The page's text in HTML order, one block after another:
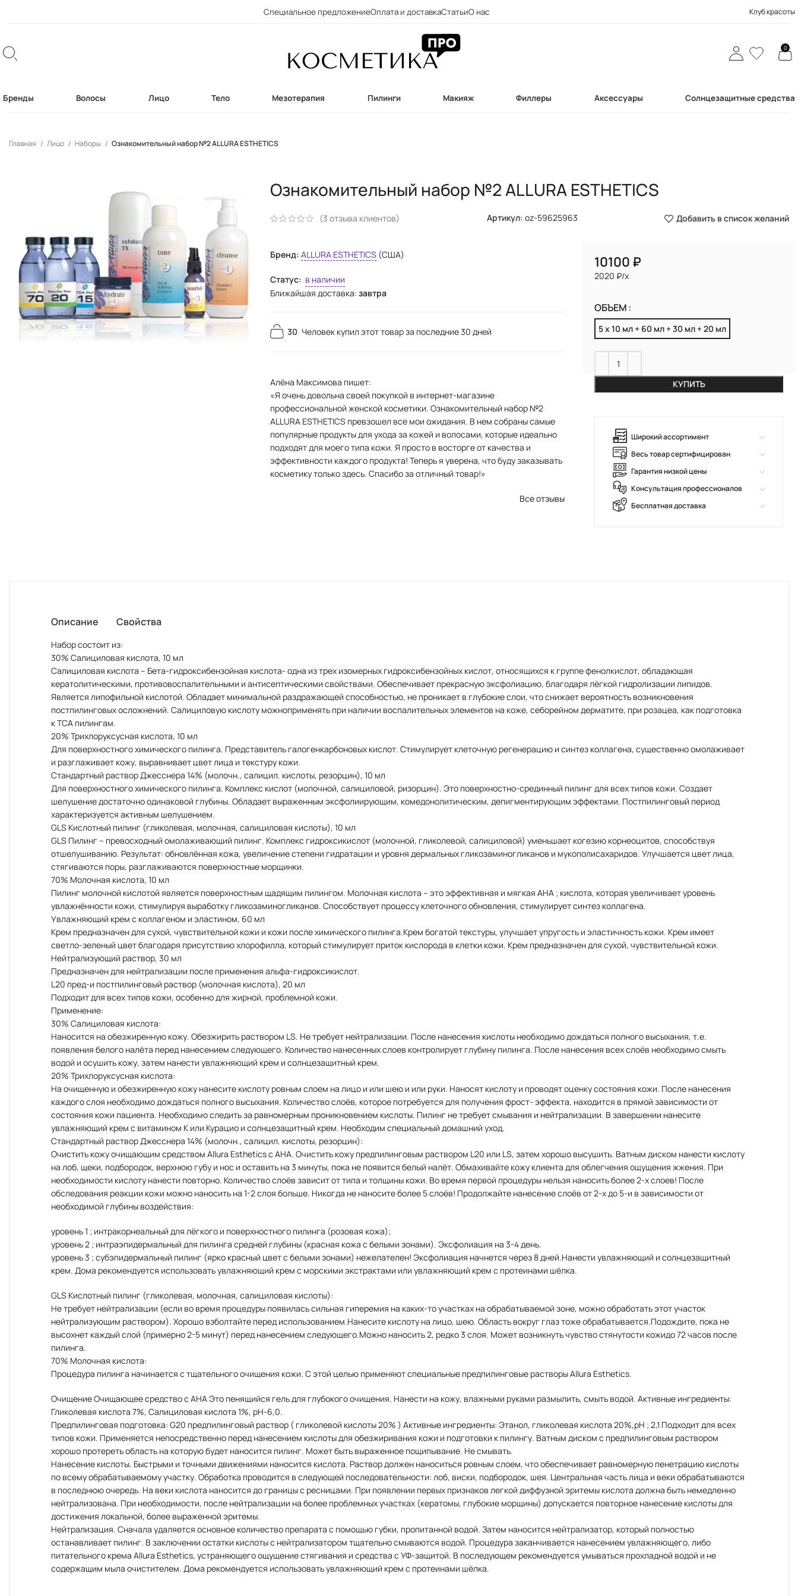
Специальное предложениеОплата и доставкаСтатьиО нас Клуб красоты
0
Бренды Волосы Лицо Тело Мезотерапия Пилинги Макияж Филлеры Аксессуары Солнцезащитные средства
Главная Лицо Наборы Ознакомительный набор №2 ALLURA ESTHETICS
Ознакомительный набор №2 ALLURA ESTHETICS
(3 отзыва клиентов) Артикул: oz-59625963 Добавить в список желаний
Бренд:ALLURA ESTHETICS (США)
Статус: в наличии
Ближайшая доставка:завтра
30 Человек купил этот товар за последние 30 дней
Алёна Максимова пишет:
«Я очень довольна своей покупкой в интернет-магазине
профессиональной женской косметики. Ознакомительный набор №2
ALLURA ESTHETICS превзошел все мои ожидания. В нем собраны самые
популярные продукты для ухода за кожей и волосами, которые идеально
подходят для моего типа кожи. Я просто в восторге от качества и
эффективности каждого продукта! Теперь я уверена, что буду заказывать
косметику только здесь. Спасибо за отличный товар!»
Все отзывы
₽
2020 ₽/х
ОБЪЕМ
5 х 10 мл + 60 мл + 30 мл + 20 мл
КУПИТЬ
Широкий ассортимент
Весь товар сертифицирован
Гарантия низкой цены
Консультация профессионалов
Бесплатная доставка
Описание Свойства
Набор состоит из:
30% Салициловая кислота, 10 мл
Салициловая кислота – Бета-гидроксибензойная кислота- одна из трех изомерных гидроксибензойных кислот, относящихся к группе фенолкислот, обладающая
кератолитическими, противовоспалительными и антисептическими свойствами. Обеспечивает прекрасную эксфолиацию, благодаря лёгкой гидролизации липидов.
Является липофильной кислотой. Обладает минимальной раздражающей способностью, не проникает в глубокие слои, что снижает вероятность возникновения
постпилинговых осложнений. Салициловую кислоту можноприменять при наличии воспалительных элементов на коже, себорейном дерматите, при розацеа, как подготовка
к ТСА пилингам.
20% Трихлоруксусная кислота, 10 мл
Для поверхностного химического пилинга. Представитель галогенкарбоновых кислот. Стимулирует клеточную регенерацию и синтез коллагена, существенно омолаживает
и разглаживает кожу, выравнивает цвет лица и текстуру кожи.
Стандартный раствор Джесснера 14% (молочн., салицил. кислоты, резорцин), 10 мл
Для поверхностного химического пилинга. Комплекс кислот (молочной, салициловой, ризорцин). Это поверхностно-срединный пилинг для всех типов кожи. Создает
шелушение достаточно одинаковой глубины. Обладает выраженным эксфолиирующим, комедонолитическим, депигментирующим эффектами. Постпилинговый период
характеризуется активным шелушением.
GLS Кислотный пилинг (гликолевая, молочная, салициловая кислоты), 10 мл
GLS Пилинг – превосходный омолаживающий пилинг. Комплекс гидроксикислот (молочной, гликолевой, салициловой) уменьшает когезию корнеоцитов, способствуя
отшелушиванию. Результат: обновлённая кожа, увеличение степени гидратации и уровня дермальных гликозаминогликанов и мукополисахаридов. Улучшается цвет лица,
стягиваются поры, разглаживаются поверхностные морщинки.
70% Молочная кислота, 10 мл
Пилинг молочной кислотой является поверхностным щадящим пилингом. Молочная кислота – это эффективная и мягкая AHA ; кислота, которая увеличивает уровень
увлажнённости кожи, стимулируя выработку гликозаминогликанов. Способствует процессу клеточного обновления, стимулирует синтез коллагена.
Увлажняющий крем с коллагеном и эластином, 60 мл
Крем предназначен для сухой, чувствительной кожи и кожи после химического пилинга.Крем богатой текстуры, улучшает упругость и эластичность кожи. Крем имеет
светло-зеленый цвет благодаря присутствию хлорофилла, который стимулирует приток кислорода в клетки кожи. Крем предназначен для сухой, чувствительной кожи.
Нейтрализующий раствор, 30 мл
Предназначен для нейтрализации после применения альфа-гидроксикислот.
L20 пред-и постпилинговый раствор (молочная кислота), 20 мл
Подходит для всех типов кожи, особенно для жирной, проблемной кожи.
Применение:
30% Салициловая кислота:
Наносится на обезжиренную кожу. Обезжирить раствором LS. Не требует нейтрализации. После нанесения кислоты необходимо дождаться полного высыхания, т.е.
появления белого налёта перед нанесением следующего. Количество нанесенных слоев контролирует глубину пилинга. После нанесения всех слоёв необходимо смыть
водой и осушить кожу, затем нанести увлажняющий крем и солнцезащитный крем.
20% Трихлоруксусная кислота:
На очищенную и обезжиренную кожу нанесите кислоту ровным слоем на лицо и или шею и или руки. Наносят кислоту и проводят оценку состояния кожи. После нанесения
каждого слоя необходимо дождаться полного высыхания. Количество слоёв, которое потребуется для получения фрост- эффекта, находится в прямой зависимости от
состояния кожи пациента. Необходимо следить за равномерным проникновением кислоты. Пилинг не требует смывания и нейтрализации. В завершении нанесите
увлажняющий крем с витамином К или Курацио и солнцезащитный крем. Необходим специальный домашний уход.
Стандартный раствор Джесснера 14% (молочн., салицил. кислоты, резорцин):
Очистить кожу очищающим средством Allura Esthetics с АНА. Очистить кожу предпилинговым раствором L20 или LS, затем хорошо высушить. Ватным диском нанести кислоту
на лоб, щеки, подбородок, верхнюю губу и нос и оставить на 3 минуты, пока не появится белый налёт. Обмахивайте кожу клиента для облегчения ощущения жжения. При
необходимости кислоту нанести повторно. Количество слоёв зависит от типа и толщины кожи. Во время первой процедуры нельзя наносить более 2-х слоев! После
обследования реакции кожи можно наносить на 1-2 слоя больше. Никогда не наносите более 5 слоёв! Продолжайте нанесение слоёв от 2-х до 5-и в зависимости от
необходимой глубины воздействия:
уровень 1 ; интракорнеальный для лёгкого и поверхностного пилинга (розовая кожа);
уровень 2 ; интраэпидермальный для пилинга средней глубины (красная кожа с белыми зонами). Эксфолиация на 3-4 день.
уровень 3 ; субэпидермальный пилинг (ярко красный цвет с белыми зонами) нежелателен! Эксфолиация начнется через 8 дней.Нанести увлажняющий и солнцезащитный
крем. Дома рекомендуется использовать увлажняющий крем с морскими экстрактами или увлажняющий крем с протеинами шёлка.
GLS Кислотный пилинг (гликолевая, молочная, салициловая кислоты):
Не требует нейтрализации (если во время процедуры появилась сильная гиперемия на каких-то участках на обрабатываемой зоне, можно обработать этот участок
нейтрализующим раствором). Хорошо взболтайте перед использованием.Нанесите кислоту на лицо, шею. Область вокруг глаз тоже обрабатывается.Подождите, пока не
высохнет каждый слой (примерно 2-5 минут) перед нанесением следующего.Можно наносить 2, редко 3 слоя. Может возникнуть чувство стянутости кожидо 72 часов после
пилинга.
70% Молочная кислота:
Процедура пилинга начинается с тщательного очищения кожи. С этой целью применяют специальные предпилинговые растворы Allura Esthetics.
Очищение Очищающее средство с АНА Это пенящийся гель для глубокого очищения. Нанести на кожу, влажными руками размылить, смыть водой. Активные ингредиенты:
Гликолевая кислота 7%, Салициловая кислота 1%, рН-6,0.
Предпилинговая подготовка: G20 предпилинговый раствор ( гликолевой кислоты 20% ) Активные ингредиенты: Этанол, гликолевая кислота 20%,рН ; 2,1 Подходит для всех
типов кожи. Применяется непосредственно перед нанесением кислоты для обезжиривания кожи и подготовки к пилингу. Ватным диском с предпилинговым раствором
хорошо протереть область на которую будет наносится пилинг. Может быть выраженное пощипывание. Не смывать.
Нанесение кислоты. Быстрыми и точными движениями наносится кислота. Раствор должен наноситься ровным слоем, что обеспечивает равномерную пенетрацию кислоты
по всему обрабатываемому участку. Обработка проводится в следующей последовательности: лоб, виски, подбородок, шея. Центральная часть лица и веки обрабатываются
в последнюю очередь. На веки кислота наносится до границы с ресницами. При появлении первых признаков легкой диффузной эритемы кислота должна быть немедленно
нейтрализована. При необходимости, после нейтрализации на более проблемных участках (кератомы, глубокие морщины) допускается повторное нанесение кислоты для
достижения локальной, более выраженной эритемы.
Нейтрализация. Сначала удаляется основное количество препарата с помощью губки, пропитанной водой. Затем наносится нейтрализатор, который полностью
останавливает пилинг. В заключении остатки кислоты с нейтрализатором тщательно смываются водой. Процедура заканчивается нанесением увлажняющего, либо
питательного крема Allura Esthetics, устраняющего ощущение стягивания и средства с УФ-защитой. В последующем рекомендуется умываться прохладной водой и не
содержащим мыла очистителем. Дома рекомендуется использовать увлажняющий крем с протеинами шёлка.